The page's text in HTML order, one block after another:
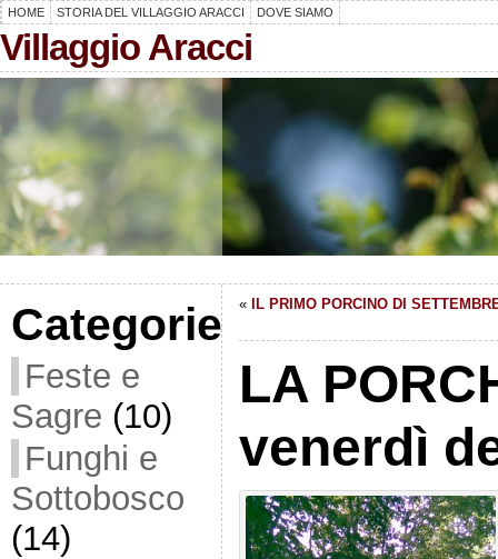
HOME STORIA DEL VILLAGGIO ARACCI DOVE SIAMO
Villaggio Aracci
Categorie
Feste e
Sagre (10)
Funghi e
Sottobosco
(14)
« IL PRIMO PORCINO DI
LA
venerdì